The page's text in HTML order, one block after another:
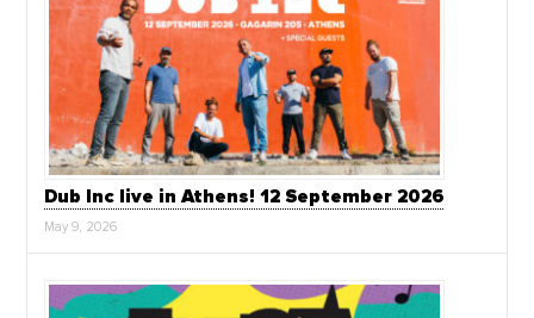
Dub Inc live in Athens! 12 September 2026
May 9, 2026